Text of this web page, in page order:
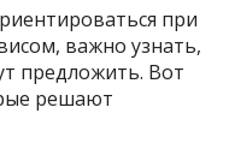
при
важно узнать,
предложить. Вот
решают